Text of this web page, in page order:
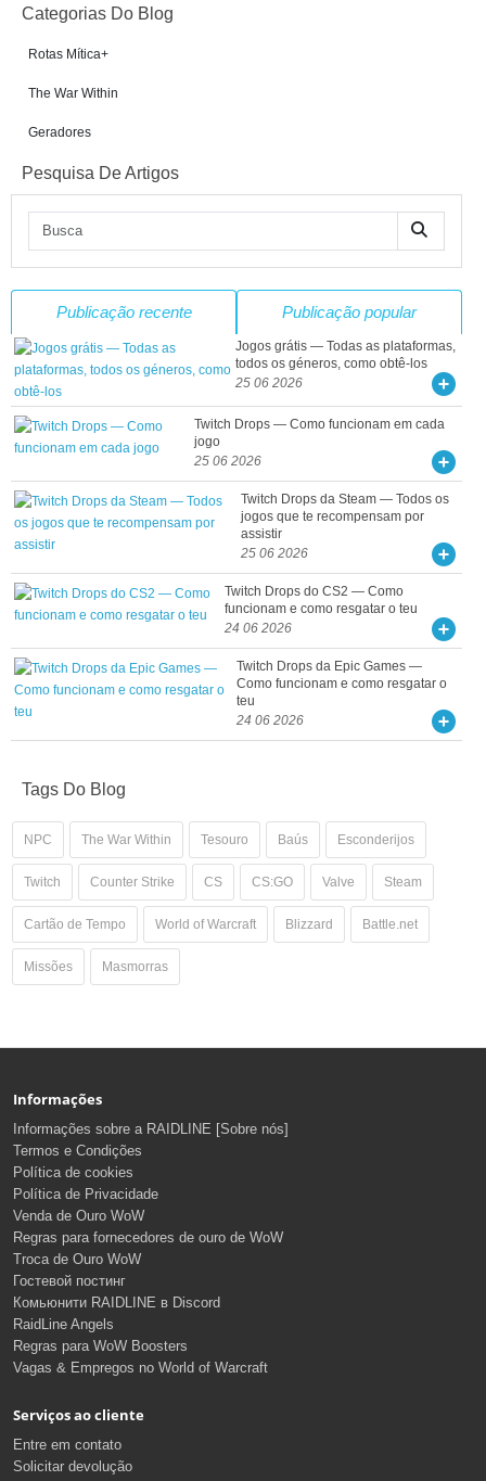
Categorias Do Blog
Rotas Mítica+
The War Within
Geradores
Pesquisa De Artigos
Publicação recente Publicação popular
Jogos grátis — Todas as plataformas,
todos os géneros, como obtê-los
25 06 2026
Twitch Drops — Como funcionam em cada
jogo
25 06 2026
Twitch Drops da Steam — Todos os
jogos que te recompensam por
assistir
25 06 2026
Twitch Drops do CS2 — Como
funcionam e como resgatar o teu
24 06 2026
Twitch Drops da Epic Games —
Como funcionam e como resgatar o
teu
24 06 2026
Tags Do Blog
NPC The War Within Tesouro Baús Esconderijos
Twitch Counter Strike CS CS:GO Valve Steam
Cartão de Tempo World of Warcraft Blizzard Battle.net
Missões Masmorras
Informações
Informações sobre a RAIDLINE [Sobre nós]
Termos e Condições
Política de cookies
Política de Privacidade
Venda de Ouro WoW
Regras para fornecedores de ouro de WoW
Troca de Ouro WoW
Гостевой постинг
Комьюнити RAIDLINE в Discord
RaidLine Angels
Regras para WoW Boosters
Vagas & Empregos no World of Warcraft
Serviços ao cliente
Entre em contato
Solicitar devolução